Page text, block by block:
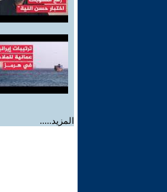
المزيد.....